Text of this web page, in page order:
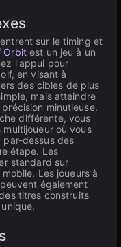
sur le timing et
Orbitest un jeu à un
l'appui pour
en visant à
des cibles de plus
mais atteindre
minutieuse.
différente, vous
où vous
par-dessus des
étape. Les
standard sur
Les joueurs à
également
titres construits